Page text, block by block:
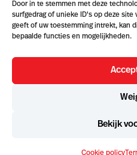
Door in te stemmen met deze
surfgedrag of unieke ID's op deze
geeft of uw toestemming intrekt, kan
bepaalde functies en mogelijkheden.
Bekijk
Cookie policy
© 2026 AppComm
Terms & conditions